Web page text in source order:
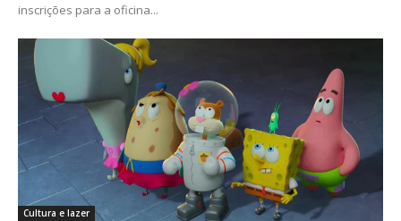
inscrições para a oficina...
Cultura e lazer